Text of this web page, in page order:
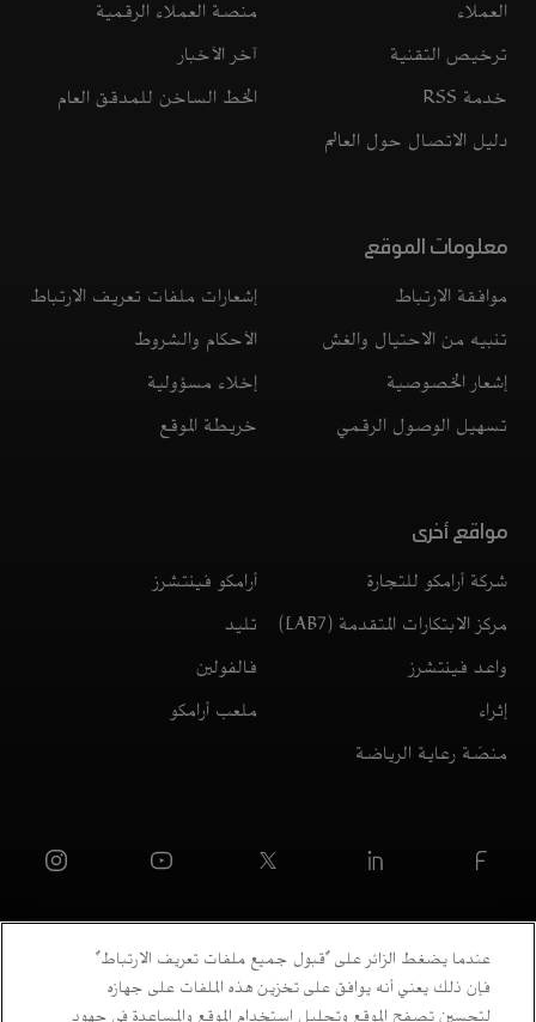
العملاء
منصة العملاء الرقمية
ترخيص التقنية
آخر الأخبار
خدمة RSS
الخط الساخن للمدقق العام
دليل الاتصال حول العالم
معلومات الموقع
موافقة الارتباط
إشعارات ملفات تعريف الارتباط
تنبيه من الاحتيال والغش
الأحكام والشروط
إشعار الخصوصية
إخلاء مسؤولية
تسهيل الوصول الرقمي
خريطة الموقع
مواقع أخرى
شركة أرامكو للتجارة
أرامكو فينتشرز
مركز الابتكارات المتقدمة (LAB7)
تليد
واعد فينتشرز
فالفولين
إثراء
ملعب أرامكو
منصّة رعاية الرياضة
عندما يضغط الزائر على "قبول جميع ملفات تعريف الارتباط"
فإن ذلك يعني أنه يوافق على تخزين هذه الملفات على جهازه
لتحسين تصفح الموقع وتحليل استخدام الموقع والمساعدة في جهود